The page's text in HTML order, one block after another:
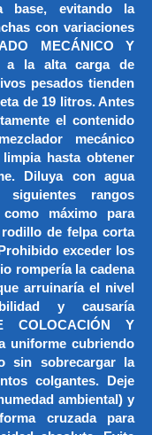
base, evitando la
con variaciones
MECÁNICO Y
a la alta carga de
pesados tienden
de 19 litros. Antes
el contenido
mecánico
hasta obtener
Diluya con agua
siguientes rangos
máximo para
de felpa corta
exceder los
rompería la cadena
arruinaría el nivel
y causaría
COLOCACIÓN Y
uniforme cubriendo
sin sobrecargar la
colgantes. Deje
ambiental) y
cruzada para